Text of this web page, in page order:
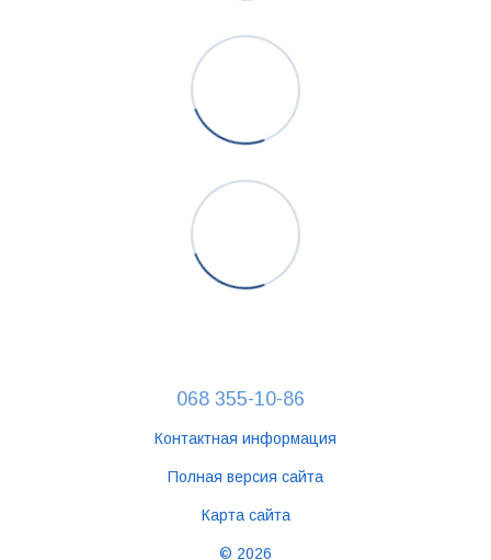
068 355-10-86
Контактная информация
Полная версия сайта
Карта сайта
© 2026